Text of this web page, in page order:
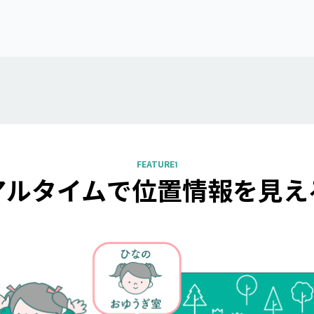
FEATURE1
タイムで位置情報を見